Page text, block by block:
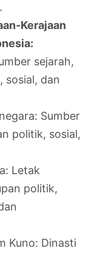
Kerajaan
sejarah,
sosial, dan
Sumber
politik, sosial,
Letak
politik,
Kuno: Dinasti